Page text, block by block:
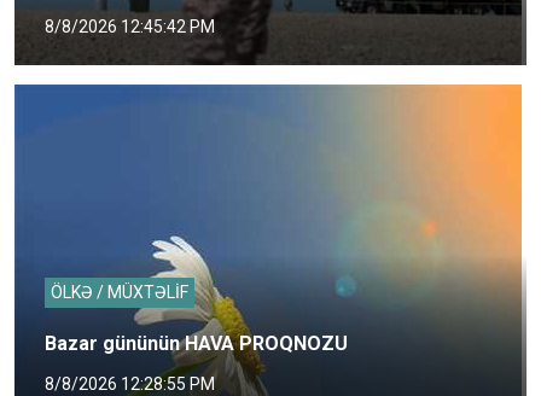
8/8/2026 12:45:42 PM
ÖLKƏ / MÜXTƏLİF
Bazar gününün HAVA PROQNOZU
8/8/2026 12:28:55 PM